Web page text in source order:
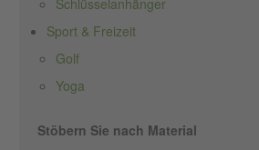
Schlüsselanhänger
Sport & Freizeit
Golf
Yoga
Stöbern Sie nach Material